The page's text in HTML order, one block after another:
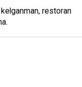
restoran